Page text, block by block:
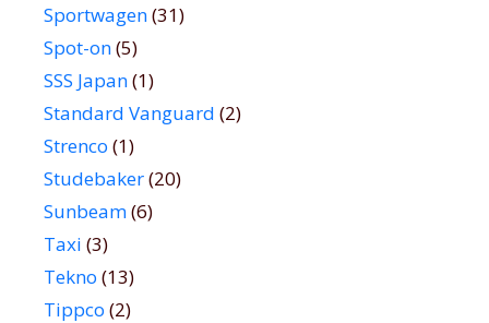
Sportwagen(31)
Spot-on(5)
SSS Japan(1)
Standard Vanguard (2)
Strenco (1)
Studebaker(20)
Sunbeam(6)
Taxi (3)
Tekno (13)
Tippco (2)